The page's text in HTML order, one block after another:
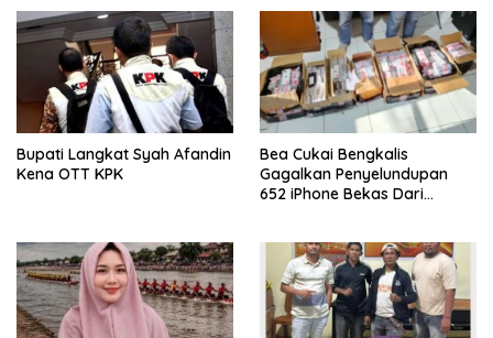
Bupati Langkat Syah Afandin
Kena OTT KPK
Bea Cukai Bengkalis
Gagalkan Penyelundupan
652 iPhone Bekas Dari